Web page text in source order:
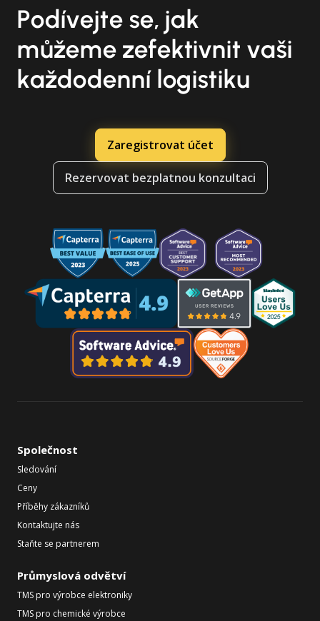
Podívejte se, jak
můžeme zefektivnit vaši
každodenní logistiku
Zaregistrovat účet
Rezervovat bezplatnou konzultaci
Společnost
Sledování
Ceny
Příběhy zákazníků
Kontaktujte nás
Staňte se partnerem
Průmyslová odvětví
TMS pro výrobce elektroniky
TMS pro chemické výrobce